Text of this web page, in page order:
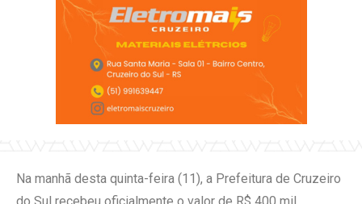
Na manhã desta quinta-feira (11), a Prefeitura de Cruzeiro